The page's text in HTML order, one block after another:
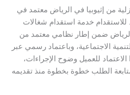
من إثيوبيا في الرياض معتمد في
خدمة استقدام شغالات
ضمن إطار نظامي معتمد من
الاجتماعية، وباعتماد رسمي عبر
للعميل وضوح الإجراءات،
الطلب خطوة بخطوة منذ تقديمه